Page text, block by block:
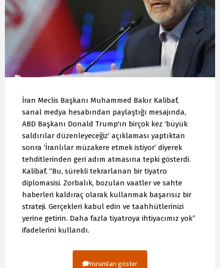
İran Meclis Başkanı Muhammed Bakır Kalibaf,
sanal medya hesabından paylaştığı mesajında,
ABD Başkanı Donald Trump'ın birçok kez ‘büyük
saldırılar düzenleyeceğiz’ açıklaması yaptıktan
sonra ‘İranlılar müzakere etmek istiyor’ diyerek
tehditlerinden geri adım atmasına tepki gösterdi.
Kalibaf, “Bu, sürekli tekrarlanan bir tiyatro
diplomasisi. Zorbalık, bozulan vaatler ve sahte
haberleri kaldıraç olarak kullanmak başarısız bir
strateji. Gerçekleri kabul edin ve taahhütlerinizi
yerine getirin. Daha fazla tiyatroya ihtiyacımız yok”
ifadelerini kullandı.
Yorumları göster